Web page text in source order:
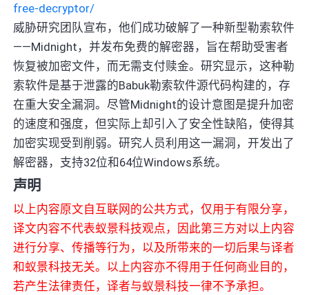
free-decryptor/
威胁研究团队宣布，他们成功破解了一种新型勒索软件
——Midnight，并发布免费的解密器，旨在帮助受害者
恢复被加密文件，而无需支付赎金。研究显示，这种勒
索软件是基于泄露的Babuk勒索软件源代码构建的，存
在重大安全漏洞。尽管Midnight的设计意图是提升加密
的速度和强度，但实际上却引入了安全性缺陷，使得其
加密实现受到削弱。研究人员利用这一漏洞，开发出了
解密器，支持32位和64位Windows系统。
声明
以上内容原文自互联网的公共方式，仅用于有限分享，
译文内容不代表蚁景科技观点，因此第三方对以上内容
进行分享、传播等行为，以及所带来的一切后果与译者
和蚁景科技无关。以上内容亦不得用于任何商业目的，
若产生法律责任，译者与蚁景科技一律不予承担。